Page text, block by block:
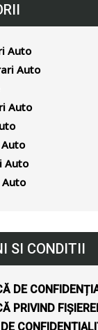
Auto
Auto
Auto
Auto
Auto
SI CONDITII
DE
PRIVIND